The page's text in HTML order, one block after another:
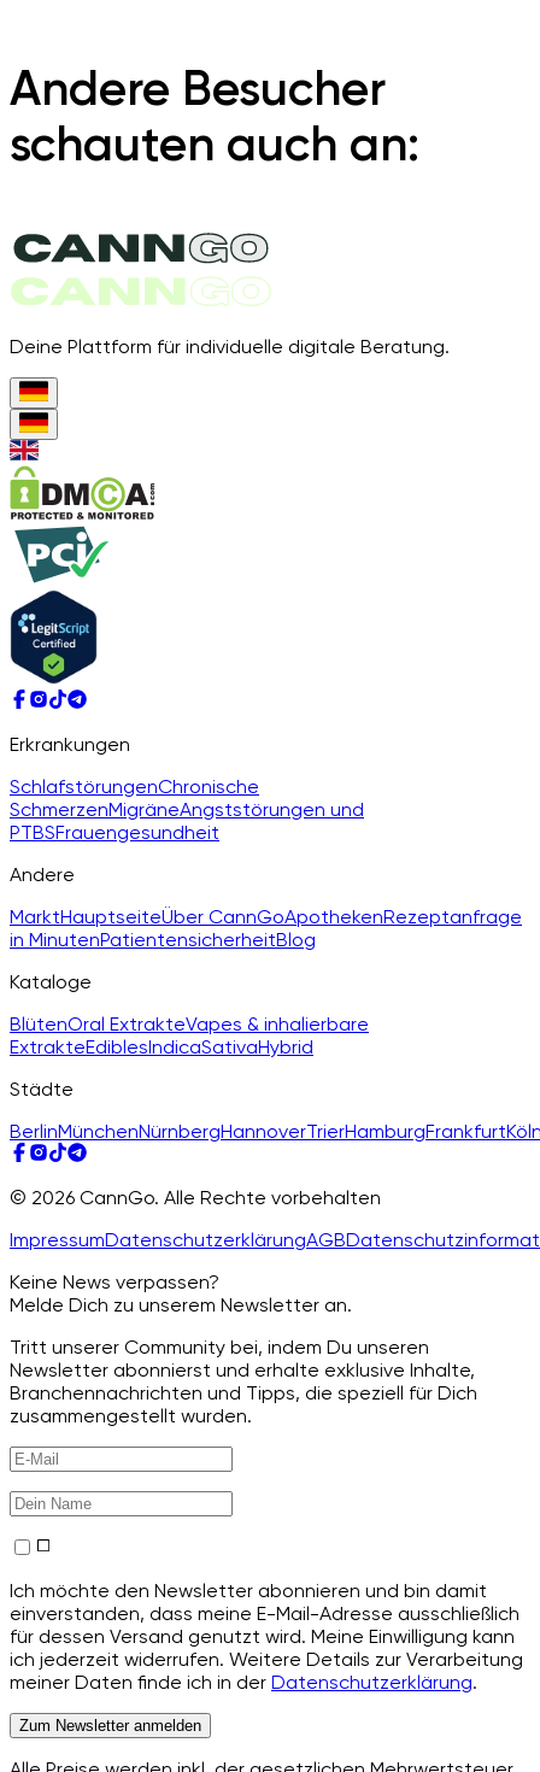
Andere Besucher
schauten auch an:
Deine Plattform für individuelle digitale Beratung.
Erkrankungen
SchlafstörungenChronische
SchmerzenMigräneAngststörungen und
PTBSFrauengesundheit
Andere
MarktHauptseiteÜber CannGoApothekenRezeptanfrage
in MinutenPatientensicherheitBlog
Kataloge
BlütenOral ExtrakteVapes & inhalierbare
ExtrakteEdiblesIndicaSativaHybrid
Städte
BerlinMünchenNürnbergHannoverTrierHamburgFrankfurt
© 2026 CannGo. Alle Rechte vorbehalten
ImpressumDatenschutzerklärungAGB
Keine News verpassen?
Melde Dich zu unserem Newsletter an.
Tritt unserer Community bei, indem Du unseren
Newsletter abonnierst und erhalte exklusive Inhalte,
Branchennachrichten und Tipps, die speziell für Dich
zusammengestellt wurden.
Ich möchte den Newsletter abonnieren und bin damit
einverstanden, dass meine E-Mail-Adresse ausschließlich
für dessen Versand genutzt wird. Meine Einwilligung kann
ich jederzeit widerrufen. Weitere Details zur Verarbeitung
meiner Daten finde ich in der Datenschutzerklärung.
Zum Newsletter anmelden